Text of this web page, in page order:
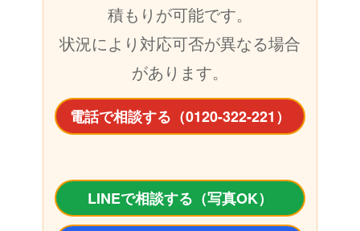
積もりが可能です。
状況により対応可否が異なる場合
があります。
電話で相談する（0120-322-221）
LINEで相談する（写真OK）